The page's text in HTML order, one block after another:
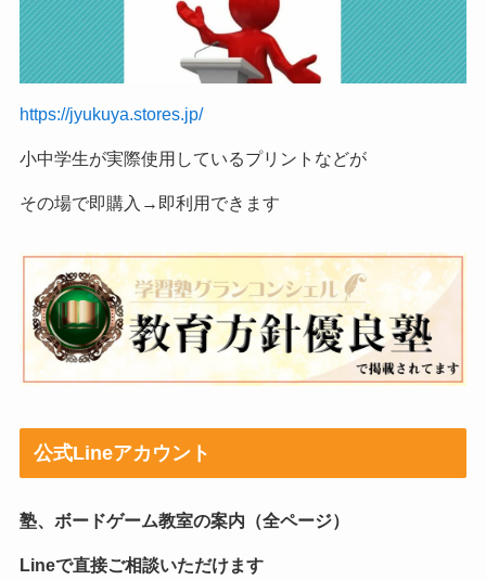
https://jyukuya.stores.jp/
小中学生が実際使用しているプリントなどが
その場で即購入→即利用できます
公式Lineアカウント
塾、ボードゲーム教室の案内（全ページ）
Lineで直接ご相談いただけます